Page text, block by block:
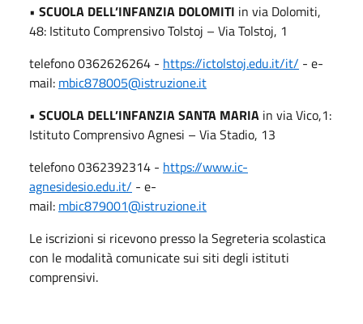
• SCUOLA DELL’INFANZIA DOLOMITI in via Dolomiti,
48: Istituto Comprensivo Tolstoj – Via Tolstoj, 1
telefono 0362626264 - https://ictolstoj.edu.it/it/ - e-
mail: mbic878005@istruzione.it
• SCUOLA DELL’INFANZIA SANTA MARIA in via Vico,1:
Istituto Comprensivo Agnesi – Via Stadio, 13
telefono 0362392314 - https://www.ic-
agnesidesio.edu.it/ - e-
mail: mbic879001@istruzione.it
Le iscrizioni si ricevono presso la Segreteria scolastica
con le modalità comunicate sui siti degli istituti
comprensivi.